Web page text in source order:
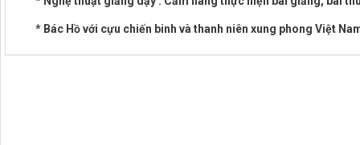
* Bác Hồ với cựu chiến binh và thanh niên xung phong Việt